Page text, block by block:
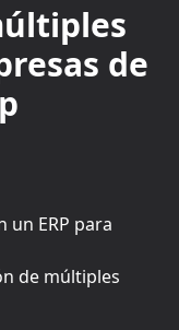
de
un ERP para
de múltiples